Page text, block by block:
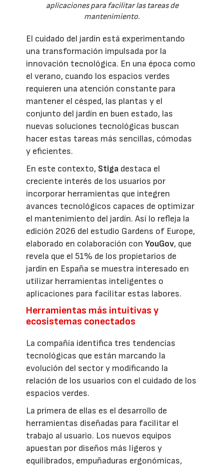
aplicaciones para facilitar las tareas de
mantenimiento.
El cuidado del jardín está experimentando
una transformación impulsada por la
innovación tecnológica. En una época como
el verano, cuando los espacios verdes
requieren una atención constante para
mantener el césped, las plantas y el
conjunto del jardín en buen estado, las
nuevas soluciones tecnológicas buscan
hacer estas tareas más sencillas, cómodas
y eficientes.
En este contexto, Stiga destaca el
creciente interés de los usuarios por
incorporar herramientas que integren
avances tecnológicos capaces de optimizar
el mantenimiento del jardín. Así lo refleja la
edición 2026 del estudio Gardens of Europe,
elaborado en colaboración conYouGov, que
revela que el 51% de los propietarios de
jardín en España se muestra interesado en
utilizar herramientas inteligentes o
aplicaciones para facilitar estas labores.
Herramientas más intuitivas y
ecosistemas conectados
La compañía identifica tres tendencias
tecnológicas que están marcando la
evolución del sector y modificando la
relación de los usuarios con el cuidado de los
espacios verdes.
La primera de ellas es el desarrollo de
herramientas diseñadas para facilitar el
trabajo al usuario. Los nuevos equipos
apuestan por diseños más ligeros y
equilibrados, empuñaduras ergonómicas,